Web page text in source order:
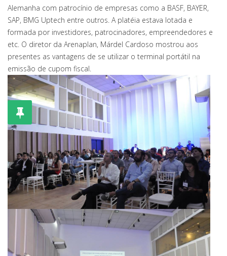
Alemanha com patrocínio de empresas como a BASF, BAYER,
SAP, BMG Uptech entre outros. A platéia estava lotada e
formada por investidores, patrocinadores, empreendedores e
etc. O diretor da Arenaplan, Márdel Cardoso mostrou aos
presentes as vantagens de se utilizar o terminal portátil na
emissão de cupom fiscal.